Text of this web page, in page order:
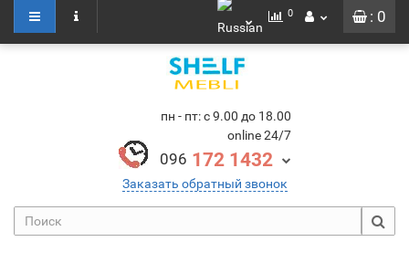
: 0
0
пн - пт: с 9.00 до 18.00
online 24/7
096 172 1432
Заказать обратный звонок